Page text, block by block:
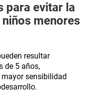
para evitar la
menores
resultar
de 5 años,
sensibilidad